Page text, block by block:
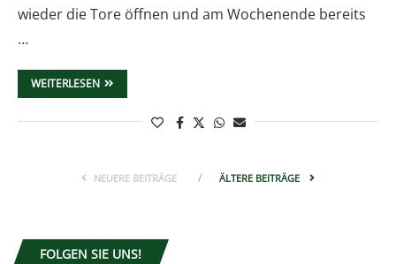
wieder die Tore öffnen und am Wochenende bereits
…
WEITERLESEN
NEUERE BEITRÄGE ÄLTERE BEITRÄGE
FOLGEN SIE UNS!